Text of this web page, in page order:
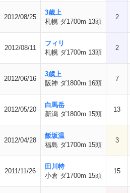
2012/08/25
3歳上
札幌 ダ1700m 13頭
2
2012/08/11
フィリ
札幌 ダ1700m 13頭
2
2012/06/16
3歳上
阪神 ダ1800m 16頭
7
2012/05/20
白馬岳
新潟 ダ1800m 15頭
13
2012/04/28
飯坂温
福島 ダ1700m 15頭
3
2011/11/26
田川特
小倉 ダ1700m 15頭
15